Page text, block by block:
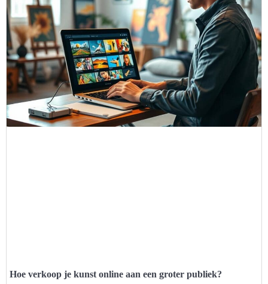
Hoe verkoop je kunst online aan een groter publiek?